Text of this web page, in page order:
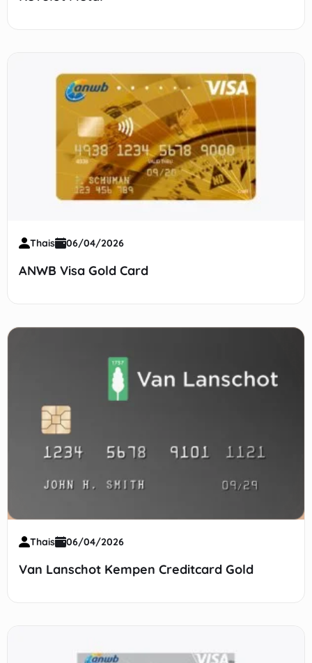
Thais 06/04/2026
ANWB Visa Gold Card
Thais 06/04/2026
Van Lanschot Kempen Creditcard Gold